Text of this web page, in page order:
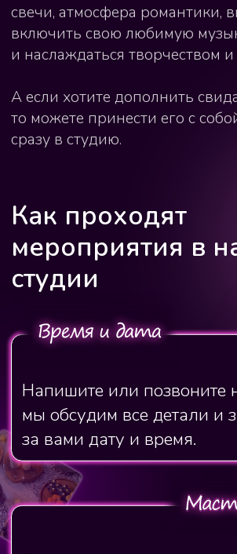
Напишите или позвоните нам,
мы обсудим все детали и забронируем
за вами дату и время.
Мы будем ждать вас в назначенное
время, а если вам нужно будет
напитки) заранее, просто
предупредите нас об этом.
Выберете мастер-класс, который
идеально дополнит ваше событие.
Мы создадим атмосферу вашего
праздника, проведем мастер-класс
на высшем уровне, все уйдут
счастливые и с прекрасными
шедеврами.